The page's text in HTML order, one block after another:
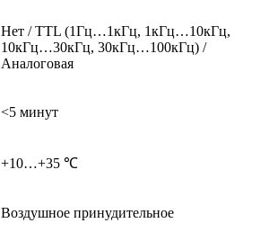
Нет / TTL (1Гц…1кГц, 1кГц…10кГц,
10кГц…30кГц, 30кГц…100кГц) /
Аналоговая
<5 минут
+10…+35 ℃
Воздушное принудительное